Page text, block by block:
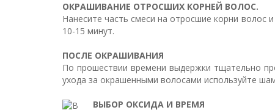
ОКРАШИВАНИЕ ОТРОСШИХ КОРНЕЙ ВОЛОС.
Нанесите часть смеси на отросшие корни волос
10-15 минут.
ПОСЛЕ ОКРАШИВАНИЯ
По прошествии времени выдержки тщательно
ухода за окрашенными волосами используйте
ВЫБОР ОКСИДА И ВРЕМЯ